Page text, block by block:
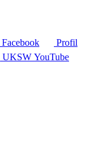
Facebook
Profil
UKSW YouTube